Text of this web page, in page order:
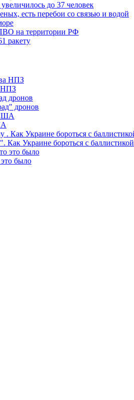
до 37 человек
есть перебои со связью и водой
на территории РФ
ракету
НПЗ
дронов
Как Украине бороться с баллистикой
было